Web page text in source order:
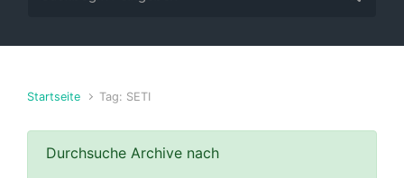
Startseite Tag: SETI
Durchsuche Archive nach